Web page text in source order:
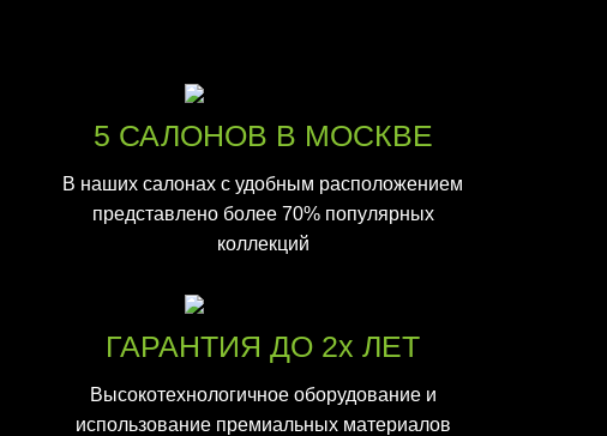
5 САЛОНОВ В МОСКВЕ
В наших салонах с удобным расположением
представлено более 70% популярных
коллекций
ГАРАНТИЯ ДО 2х ЛЕТ
Высокотехнологичное оборудование и
использование премиальных материалов